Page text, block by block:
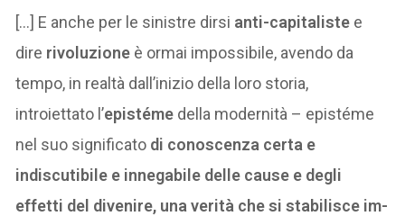
[…] E anche per le sinistre dirsi anti-capitaliste e
dire rivoluzione è ormai impossibile, avendo da
tempo, in realtà dall’inizio della loro storia,
introiettato l’epistéme della modernità – epistéme
nel suo significato di conoscenza certa e
indiscutibile e innegabile delle cause e degli
effetti del divenire, una verità che si stabilisce im-